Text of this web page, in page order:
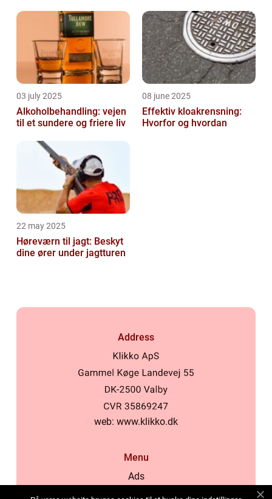
03 july 2025
Alkoholbehandling: vejen
til et sundere og friere liv
08 june 2025
Effektiv kloakrensning:
Hvorfor og hvordan
22 may 2025
Høreværn til jagt: Beskyt
dine ører under jagtturen
Address
web: www.klikko.dk
Menu
Ads